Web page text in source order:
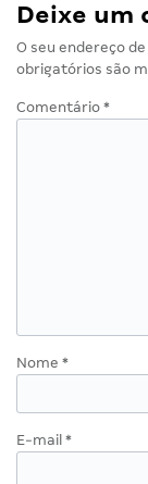
Deixe um
O seu endereço
obrigatórios são
Comentário *
Nome *
E-mail *